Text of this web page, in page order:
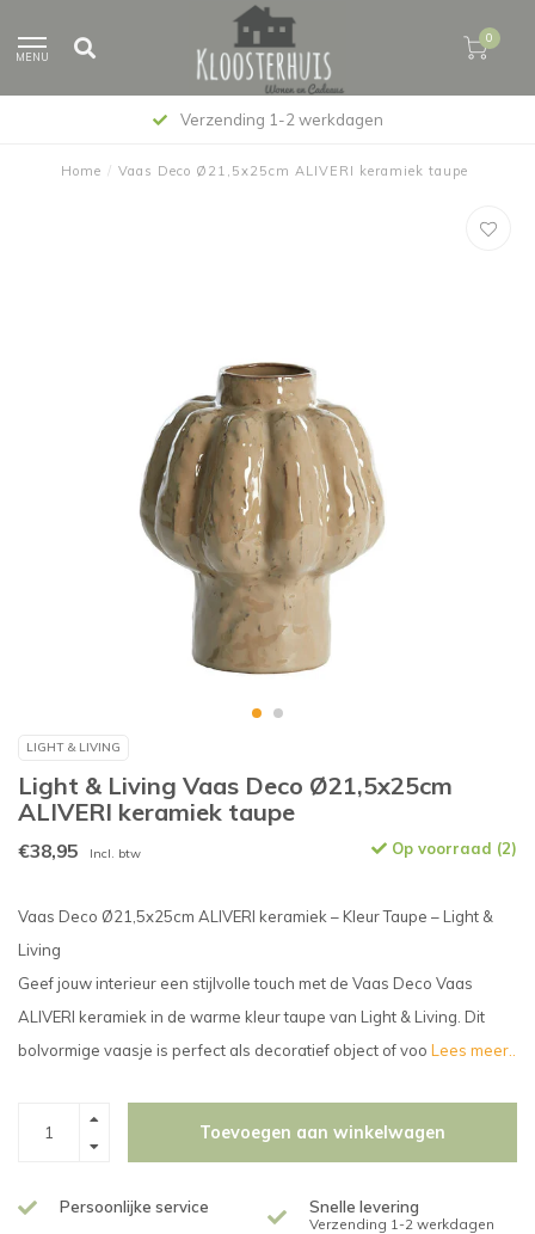
MENU
0
Verzending 1-2 werkdagen
Home / Vaas Deco Ø21,5x25cm ALIVERI keramiek taupe
LIGHT & LIVING
Light & Living Vaas Deco Ø21,5x25cm
ALIVERI keramiek taupe
€38,95 Incl. btw Op voorraad (2)
Vaas Deco Ø21,5x25cm ALIVERI keramiek – Kleur Taupe – Light &
Living
Geef jouw interieur een stijlvolle touch met de Vaas Deco Vaas
ALIVERI keramiek in de warme kleur taupe van Light & Living. Dit
bolvormige vaasje is perfect als decoratief object of voo Lees meer..
Toevoegen aan winkelwagen
Persoonlijke service Snelle levering
Verzending 1-2 werkdagen